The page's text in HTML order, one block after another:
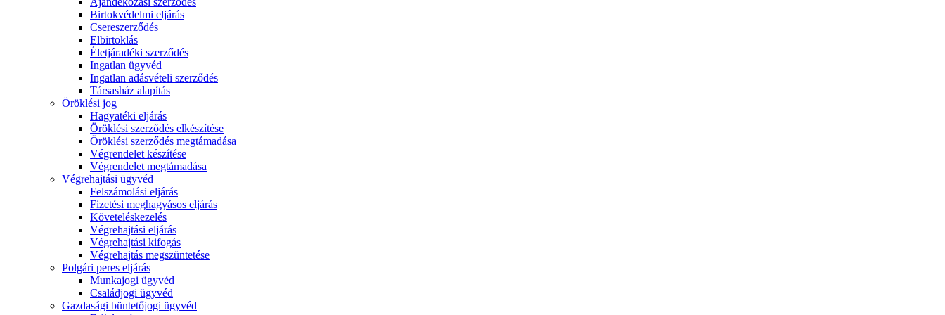
Birtokvédelmi eljárás
Csereszerződés
Elbirtoklás
Életjáradéki szerződés
Ingatlan ügyvéd
Ingatlan adásvételi szerződés
Társasház alapítás
Öröklési jog
Hagyatéki eljárás
Öröklési szerződés elkészítése
Öröklési szerződés megtámadása
Végrendelet készítése
Végrendelet megtámadása
Végrehajtási ügyvéd
Felszámolási eljárás
Fizetési meghagyásos eljárás
Követeléskezelés
Végrehajtási eljárás
Végrehajtási kifogás
Végrehajtás megszüntetése
Polgári peres eljárás
Munkajogi ügyvéd
Családjogi ügyvéd
Gazdasági büntetőjogi ügyvéd